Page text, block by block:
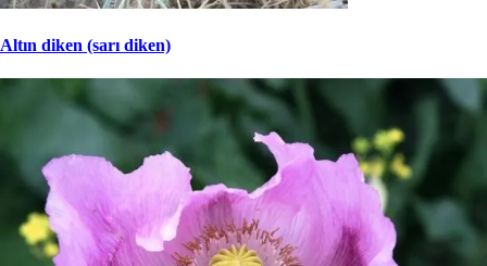
Altın diken (sarı diken)